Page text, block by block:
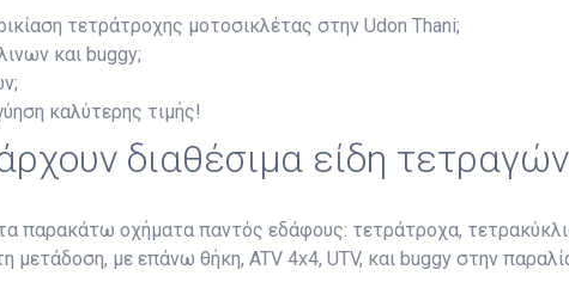
τετράτροχης μοτοσικλέτας στην Udon Thani;
και buggy;
καλύτερης τιμής!
διαθέσιμα είδη
παρακάτω οχήματα παντός εδάφους: τετράτροχα,
μετάδοση, με επάνω θήκη, ATV 4x4, UTV, και buggy στην